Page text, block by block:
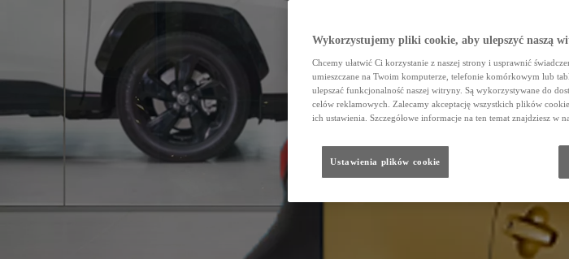
Wykorzystujemy pliki cookie, aby ulepszyć naszą
Chcemy ułatwić Ci korzystanie z naszej strony i usprawnić
umieszczane na Twoim komputerze, telefonie komórkowym lub
ulepszać funkcjonalność naszej witryny. Są wykorzystywane do
celów reklamowych. Zalecamy akceptację wszystkich plików
ich ustawienia. Szczegółowe informacje na ten temat znajdziesz w
Ustawienia plików cookie